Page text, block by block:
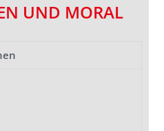
UND MORAL